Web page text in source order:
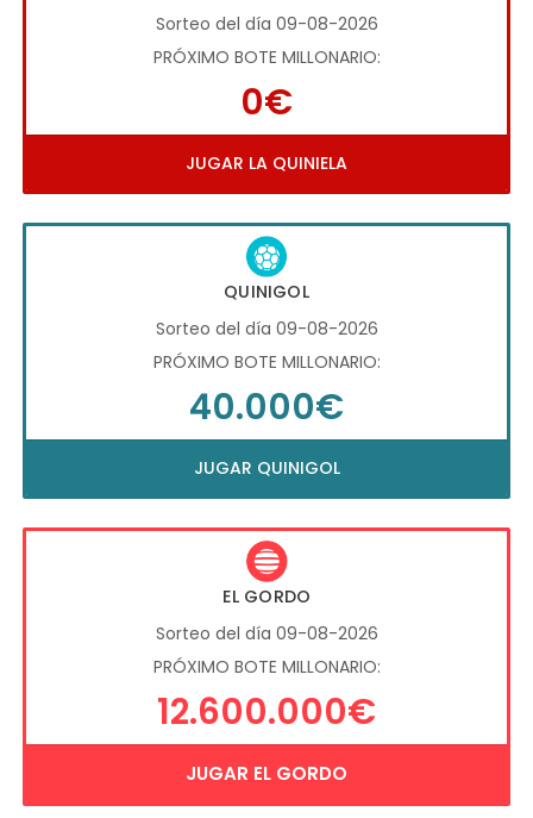
Sorteo del día 09-08-2026
PRÓXIMO BOTE MILLONARIO:
0€
JUGAR LA QUINIELA
QUINIGOL
Sorteo del día 09-08-2026
PRÓXIMO BOTE MILLONARIO:
40.000€
JUGAR QUINIGOL
EL GORDO
Sorteo del día 09-08-2026
PRÓXIMO BOTE MILLONARIO:
12.600.000€
JUGAR EL GORDO